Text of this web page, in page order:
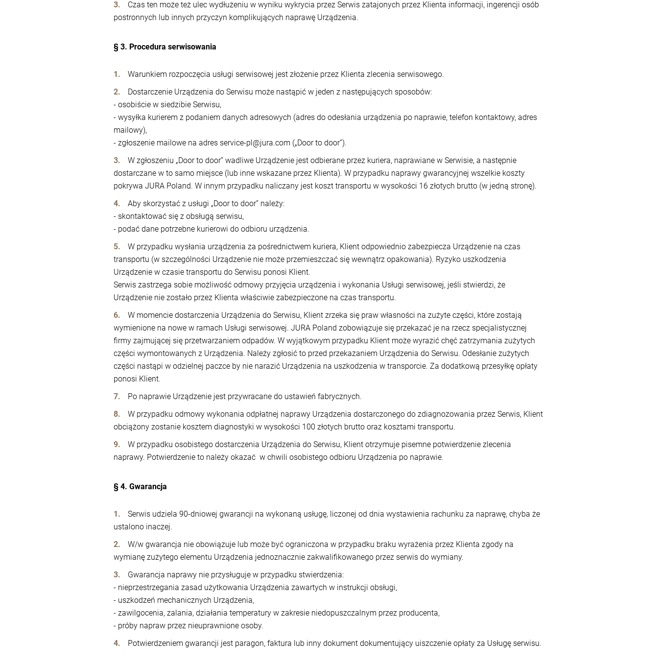
Czas ten może też ulec wydłużeniu w wyniku wykrycia przez Serwis zatajonych przez Klienta informacji, ingerencji osób
postronnych lub innych przyczyn komplikujących naprawę Urządzenia.
§ 3. Procedura serwisowania
Warunkiem rozpoczęcia usługi serwisowej jest złożenie przez Klienta zlecenia serwisowego.
Dostarczenie Urządzenia do Serwisu może nastąpić w jeden z następujących sposobów:
- osobiście w siedzibie Serwisu,
- wysyłka kurierem z podaniem danych adresowych (adres do odesłania urządzenia po naprawie, telefon kontaktowy, adres
mailowy),
- zgłoszenie mailowe na adres service-pl@jura.com („Door to door”).
W zgłoszeniu „Door to door” wadliwe Urządzenie jest odbierane przez kuriera, naprawiane w Serwisie, a następnie
dostarczane w to samo miejsce (lub inne wskazane przez Klienta). W przypadku naprawy gwarancyjnej wszelkie koszty
pokrywa JURA Poland. W innym przypadku naliczany jest koszt transportu w wysokości 16 złotych brutto (w jedną stronę).
Aby skorzystać z usługi „Door to door” należy:
- skontaktować się z obsługą serwisu,
- podać dane potrzebne kurierowi do odbioru urządzenia.
W przypadku wysłania urządzenia za pośrednictwem kuriera, Klient odpowiednio zabezpiecza Urządzenie na czas
transportu (w szczególności Urządzenie nie może przemieszczać się wewnątrz opakowania). Ryzyko uszkodzenia
Urządzenie w czasie transportu do Serwisu ponosi Klient.
Serwis zastrzega sobie możliwość odmowy przyjęcia urządzenia i wykonania Usługi serwisowej, jeśli stwierdzi, że
Urządzenie nie zostało przez Klienta właściwie zabezpieczone na czas transportu.
W momencie dostarczenia Urządzenia do Serwisu, Klient zrzeka się praw własności na zużyte części, które zostają
wymienione na nowe w ramach Usługi serwisowej. JURA Poland zobowiązuje się przekazać je na rzecz specjalistycznej
firmy zajmującej się przetwarzaniem odpadów. W wyjątkowym przypadku Klient może wyrazić chęć zatrzymania zużytych
części wymontowanych z Urządzenia. Należy zgłosić to przed przekazaniem Urządzenia do Serwisu. Odesłanie zużytych
części nastąpi w odzielnej paczce by nie narazić Urządzenia na uszkodzenia w transporcie. Za dodatkową przesyłkę opłaty
ponosi Klient.
Po naprawie Urządzenie jest przywracane do ustawień fabrycznych.
W przypadku odmowy wykonania odpłatnej naprawy Urządzenia dostarczonego do zdiagnozowania przez Serwis, Klient
obciążony zostanie kosztem diagnostyki w wysokości 100 złotych brutto oraz kosztami transportu.
W przypadku osobistego dostarczenia Urządzenia do Serwisu, Klient otrzymuje pisemne potwierdzenie zlecenia
naprawy. Potwierdzenie to należy okazać w chwili osobistego odbioru Urządzenia po naprawie.
§ 4. Gwarancja
Serwis udziela 90-dniowej gwarancji na wykonaną usługę, liczonej od dnia wystawienia rachunku za naprawę, chyba że
ustalono inaczej.
W/w gwarancja nie obowiązuje lub może być ograniczona w przypadku braku wyrażenia przez Klienta zgody na
wymianę zużytego elementu Urządzenia jednoznacznie zakwalifikowanego przez serwis do wymiany.
Gwarancja naprawy nie przysługuje w przypadku stwierdzenia:
- nieprzestrzegania zasad użytkowania Urządzenia zawartych w instrukcji obsługi,
- uszkodzeń mechanicznych Urządzenia,
- zawilgocenia, zalania, działania temperatury w zakresie niedopuszczalnym przez producenta,
- próby napraw przez nieuprawnione osoby.
Potwierdzeniem gwarancji jest paragon, faktura lub inny dokument dokumentujący uiszczenie opłaty za Usługę serwisu.